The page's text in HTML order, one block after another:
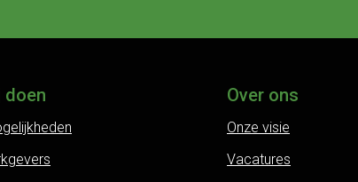
doen Over ons
Onze visie
Vacatures